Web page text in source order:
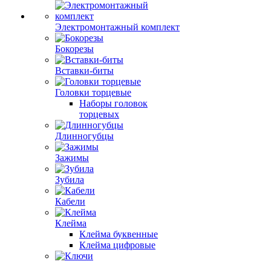
Электромонтажный комплект
Бокорезы
Вставки-биты
Головки торцевые
Наборы головок
торцевых
Длинногубцы
Зажимы
Зубила
Кабели
Клейма
Клейма буквенные
Клейма цифровые